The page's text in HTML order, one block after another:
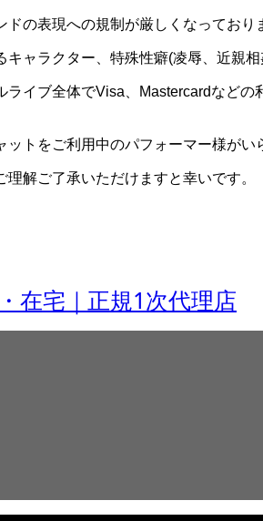
の表現への規制が厳しくなっており
ャラクター、特殊性癖(凌辱、近親
イブ全体でVisa、Mastercardなど
トをご利用中のパフォーマー様がい
解ご了承いただけますと幸いです。